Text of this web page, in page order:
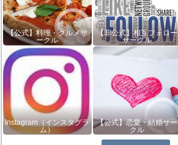
【公式】料理・グルメサ
ークル
【非公式】相互フォロー
サークル
Instagram（インスタグラ
ム）
【公式】恋愛・結婚サー
クル